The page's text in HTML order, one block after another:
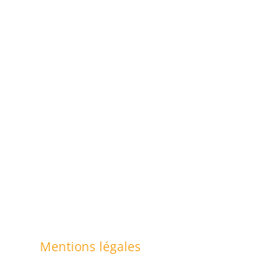
Mentions légales